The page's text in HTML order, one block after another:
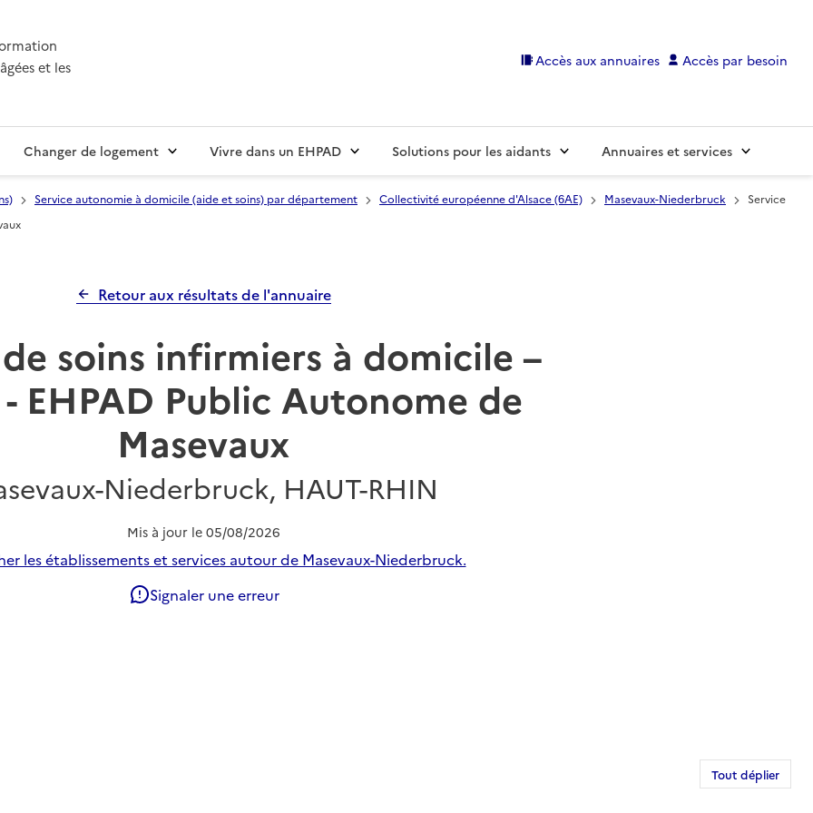
et les
Accès aux annuaires Accès par besoin
Changer de logement Vivre dans un EHPAD Solutions pour les aidants Annuaires et services
Service autonomie à domicile (aide et soins) par département Collectivité européenne d'Alsace (6AE) Masevaux-Niederbruck
Service
Retour aux résultats de l'annuaire
soins infirmiers à domicile –
EHPAD Public Autonome de
Masevaux
Niederbruck, HAUT-RHIN
Mis à jour le 05/08/2026
les établissements et services autour de Masevaux-Niederbruck.
Signaler une erreur
Tout déplier